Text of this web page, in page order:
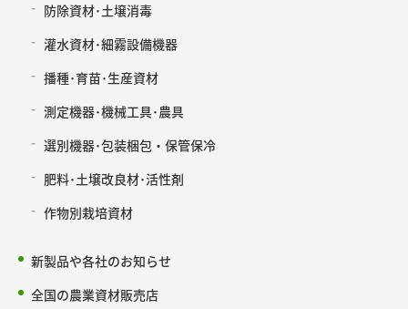
防除資材･土壌消毒
灌水資材･細霧設備機器
播種･育苗･生産資材
測定機器･機械工具･農具
選別機器･包装梱包・保管保冷
肥料･土壌改良材･活性剤
作物別栽培資材
新製品や各社のお知らせ
全国の農業資材販売店